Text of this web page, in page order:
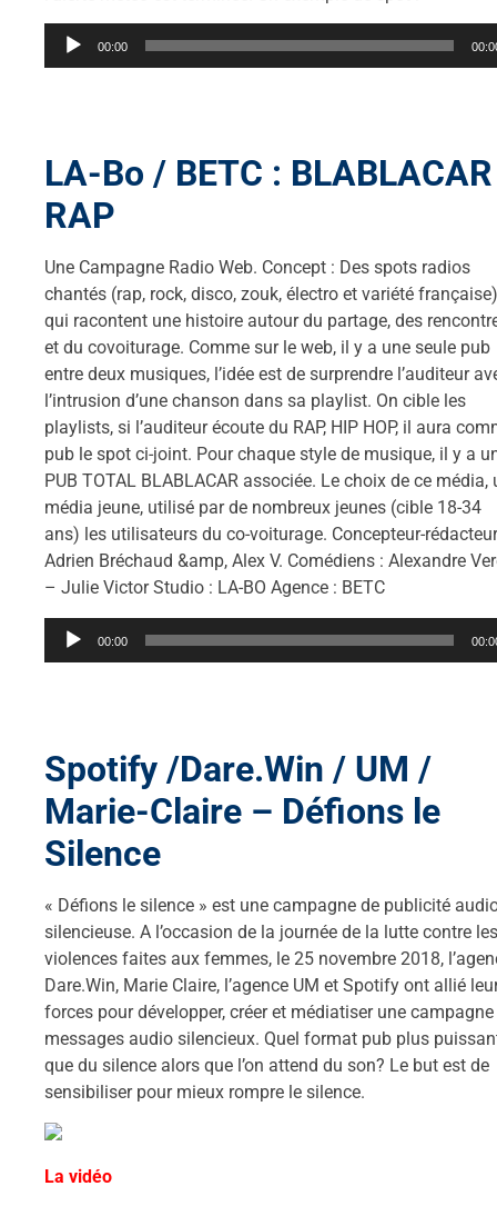
Lecteur
00:00
LA-Bo / BETC : BLABLACAR
RAP
Une Campagne Radio Web. Concept : Des spots radios
chantés (rap, rock, disco, zouk, électro et variété
qui racontent une histoire autour du partage, des
et du covoiturage. Comme sur le web, il y a une seule pub
entre deux musiques, l’idée est de surprendre l’auditeur
l’intrusion d’une chanson dans sa playlist. On cible les
playlists, si l’auditeur écoute du RAP, HIP HOP, il aura
pub le spot ci-joint. Pour chaque style de musique, il y a
PUB TOTAL BLABLACAR associée. Le choix de ce média,
média jeune, utilisé par de nombreux jeunes (cible 18-34
ans) les utilisateurs du co-voiturage. Concepteur-
Adrien Bréchaud &amp, Alex V. Comédiens : Alexandre
– Julie Victor Studio : LA-BO Agence : BETC
Lecteur
00:00
Spotify /Dare.Win / UM /
Marie-Claire – Défions le
Silence
« Défions le silence » est une campagne de publicité
silencieuse. A l’occasion de la journée de la lutte contre les
violences faites aux femmes, le 25 novembre 2018,
Dare.Win, Marie Claire, l’agence UM et Spotify ont allié
forces pour développer, créer et médiatiser une campagne
messages audio silencieux. Quel format pub plus
que du silence alors que l’on attend du son? Le but est de
sensibiliser pour mieux rompre le silence.
La vidéo